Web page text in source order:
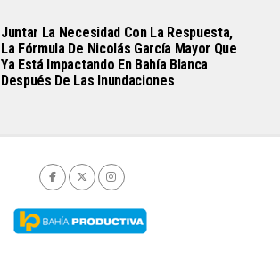
Juntar La Necesidad Con La Respuesta,
La Fórmula De Nicolás García Mayor Que
Ya Está Impactando En Bahía Blanca
Después De Las Inundaciones